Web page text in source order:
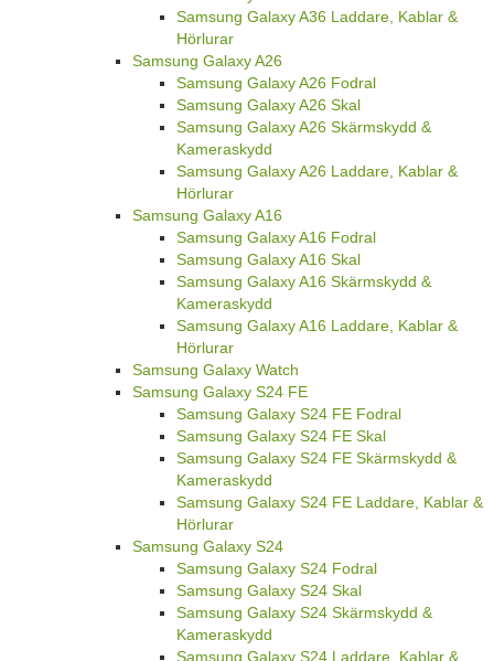
Samsung Galaxy A36 Laddare, Kablar &
Hörlurar
Samsung Galaxy A26
Samsung Galaxy A26 Fodral
Samsung Galaxy A26 Skal
Samsung Galaxy A26 Skärmskydd &
Kameraskydd
Samsung Galaxy A26 Laddare, Kablar &
Hörlurar
Samsung Galaxy A16
Samsung Galaxy A16 Fodral
Samsung Galaxy A16 Skal
Samsung Galaxy A16 Skärmskydd &
Kameraskydd
Samsung Galaxy A16 Laddare, Kablar &
Hörlurar
Samsung Galaxy Watch
Samsung Galaxy S24 FE
Samsung Galaxy S24 FE Fodral
Samsung Galaxy S24 FE Skal
Samsung Galaxy S24 FE Skärmskydd &
Kameraskydd
Samsung Galaxy S24 FE Laddare, Kablar &
Hörlurar
Samsung Galaxy S24
Samsung Galaxy S24 Fodral
Samsung Galaxy S24 Skal
Samsung Galaxy S24 Skärmskydd &
Kameraskydd
Samsung Galaxy S24 Laddare, Kablar &